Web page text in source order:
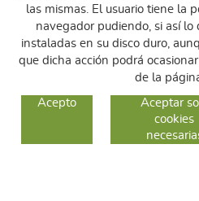
CAMBIOS Y DEVOLUCIONES
las mismas. El usuario tiene la
navegador pudiendo, si así lo
instaladas en su disco duro,
que dicha acción podrá
de la
Acepto
Aceptar
cookies